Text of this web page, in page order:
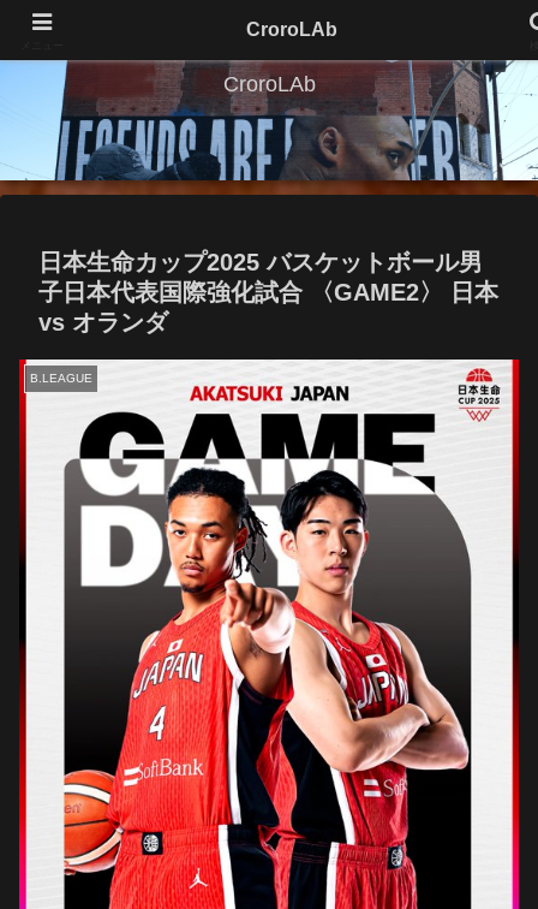
CroroLAb
日本生命カップ2025 バスケットボール男
子日本代表国際強化試合 〈GAME2〉 日本
vs オランダ
B.LEAGUE
CroroLAb